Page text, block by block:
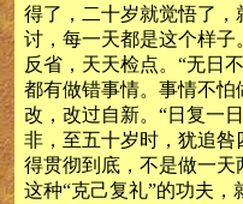
得了，二十岁就觉悟了
讨，每一天都是这个样子
反省，天天检点。“无日
都有做错事情。事情不
改，改过自新。“日复一
非，至五十岁时，犹追咎
得贯彻到底，不是做一天
这种“克己复礼”的功夫